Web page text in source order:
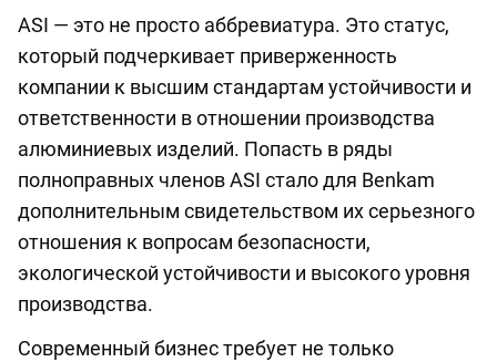
ASI — это не просто аббревиатура. Это статус,
который подчеркивает приверженность
компании к высшим стандартам устойчивости и
ответственности в отношении производства
алюминиевых изделий. Попасть в ряды
полноправных членов ASI стало для Benkam
дополнительным свидетельством их серьезного
отношения к вопросам безопасности,
экологической устойчивости и высокого уровня
производства.
Современный бизнес требует не только